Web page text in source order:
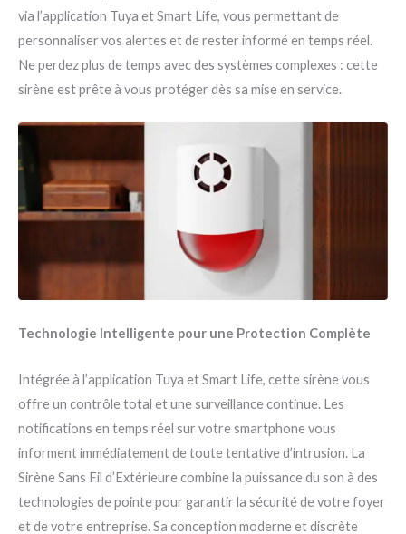
via l’application Tuya et Smart Life, vous permettant de
personnaliser vos alertes et de rester informé en temps réel.
Ne perdez plus de temps avec des systèmes complexes : cette
sirène est prête à vous protéger dès sa mise en service.
Technologie Intelligente pour une Protection Complète
Intégrée à l’application Tuya et Smart Life, cette sirène vous
offre un contrôle total et une surveillance continue. Les
notifications en temps réel sur votre smartphone vous
informent immédiatement de toute tentative d’intrusion. La
Sirène Sans Fil d’Extérieure combine la puissance du son à des
technologies de pointe pour garantir la sécurité de votre foyer
et de votre entreprise. Sa conception moderne et discrète